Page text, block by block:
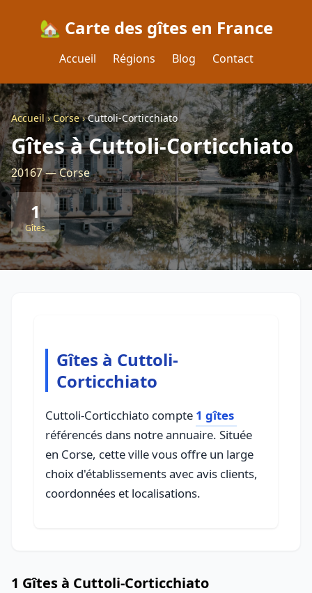
🏡 Carte des gîtes en France
Accueil Régions Blog Contact
Accueil›Corse›Cuttoli-Corticchiato
Gîtes à Cuttoli-Corticchiato
20167 — Corse
1
Gîtes
Gîtes à Cuttoli-
Corticchiato
Cuttoli-Corticchiato compte 1 gîtes
référencés dans notre annuaire. Située
en Corse, cette ville vous offre un large
choix d'établissements avec avis clients,
coordonnées et localisations.
1 Gîtes à Cuttoli-Corticchiato